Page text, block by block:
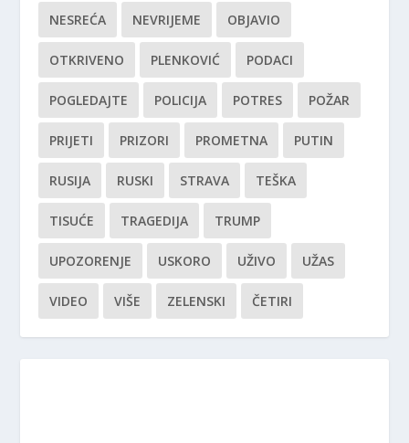
NESREĆA NEVRIJEME OBJAVIO
OTKRIVENO PLENKOVIĆ PODACI
POGLEDAJTE POLICIJA POTRES POŽAR
PRIJETI PRIZORI PROMETNA PUTIN
RUSIJA RUSKI STRAVA TEŠKA
TISUĆE TRAGEDIJA TRUMP
UPOZORENJE USKORO UŽIVO UŽAS
VIDEO VIŠE ZELENSKI ČETIRI